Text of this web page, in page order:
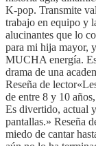
K-pop. Transmite
trabajo en equipo y
alucinantes que lo
para mi hija mayor,
MUCHA energía.
drama de una
Reseña de
de entre 8 y 10
Es divertido, actual
pantallas.» Reseña
miedo de cantar